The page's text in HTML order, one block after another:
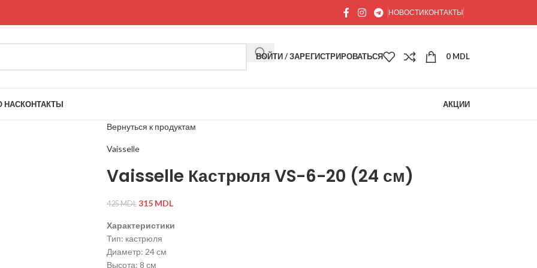
НОВОСТИКОНТАКТЫ
ВОЙТИ / ЗАРЕГИСТРИРОВАТЬСЯ 0 MDL
НАСКОНТАКТЫ АКЦИИ
Вернуться к продуктам
Vaisselle
Vaisselle Кастрюля VS-6-20 (24 см)
425MDL 315 MDL
Характеристики
Тип: кастрюля
Диаметр: 24 см
Высота: 8 см